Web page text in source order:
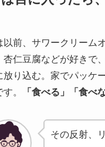
以前、サワークリーム
杏仁豆腐などが好きで
放り込む。家でパッケ
。
「食べる」「食べ
その反射、